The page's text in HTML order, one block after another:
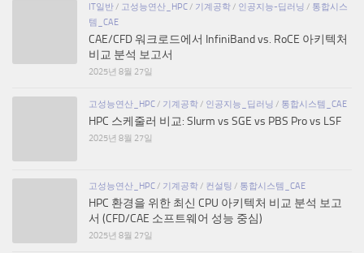
IT일반/ 고성능연산_HPC/ 기계공학/ 인공지능-딥러닝 / 통합시스
템_CAE
CAE/CFD 워크로드에서 InfiniBand vs. RoCE 아키텍처
비교 분석 보고서
2025년 8월 27일
고성능연산_HPC/ 기계공학/ 인공지능_딥러닝 / 통합시스템_CAE
HPC 스케줄러 비교: Slurm vs SGE vs PBS Pro vs LSF
2025년 8월 27일
고성능연산_HPC/ 기계공학/ 컨설팅 / 통합시스템_CAE
HPC 환경을 위한 최신 CPU 아키텍처 비교 분석 보고
서 (CFD/CAE 소프트웨어 성능 중심)
2025년 8월 27일